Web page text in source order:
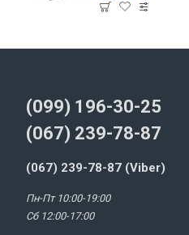
(099) 196-30-25
(067) 239-78-87
(067) 239-78-87 (Viber)
Пн-Пт 10:00-19:00
Сб 12:00-17:00